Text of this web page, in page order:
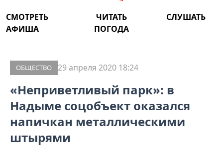
СМОТРЕТЬ ЧИТАТЬ
СЛУШАТЬ
АФИША
ПОГОДА
ОБЩЕСТВО 29 апреля 2020 18:24
«Неприветливый парк»: в
Надыме соцобъект оказался
напичкан металлическими
штырями